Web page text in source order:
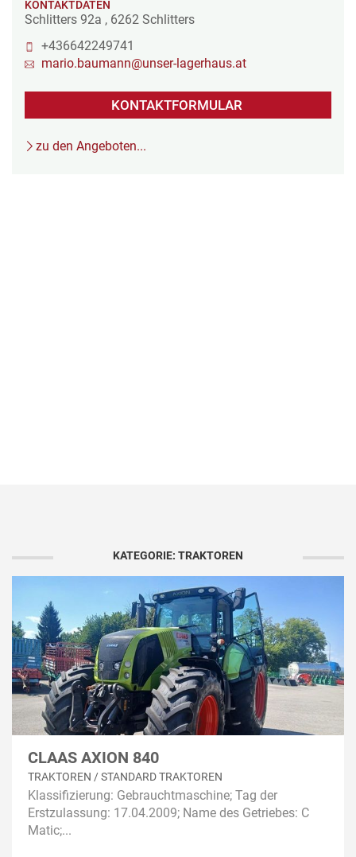
KONTAKTDATEN
Schlitters 92a , 6262 Schlitters
+436642249741
mario.baumann@unser-lagerhaus.at
KONTAKTFORMULAR
zu den Angeboten...
KATEGORIE: TRAKTOREN
CLAAS AXION 840
TRAKTOREN / STANDARD TRAKTOREN
Klassifizierung: Gebrauchtmaschine; Tag der
Erstzulassung: 17.04.2009; Name des Getriebes: C
Matic;...